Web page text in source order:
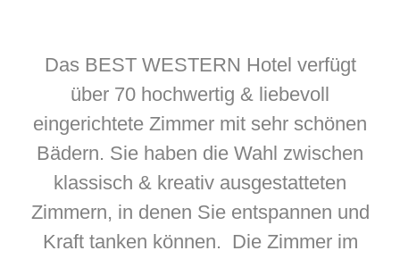
Das BEST WESTERN Hotel verfügt
über 70 hochwertig & liebevoll
eingerichtete Zimmer mit sehr schönen
Bädern. Sie haben die Wahl zwischen
klassisch & kreativ ausgestatteten
Zimmern, in denen Sie entspannen und
Kraft tanken können. Die Zimmer im